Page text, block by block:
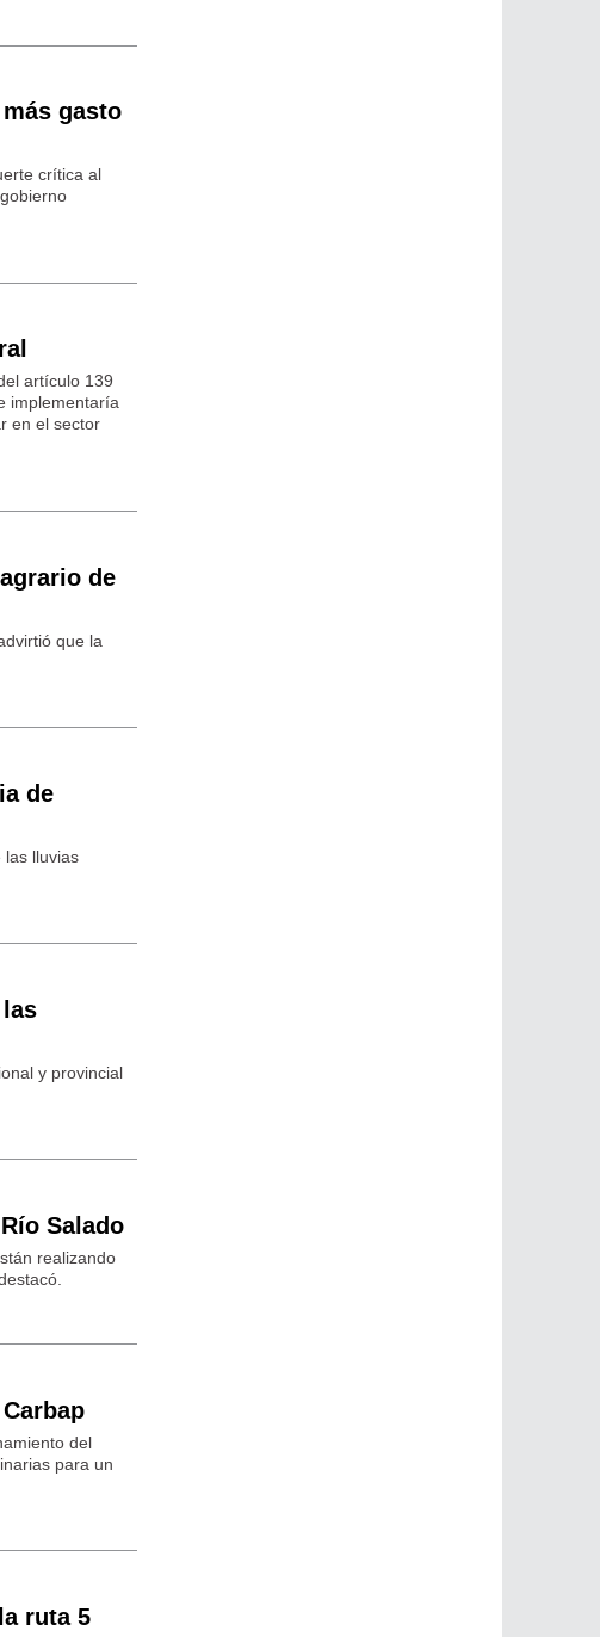
gasto
crítica al
artículo 139
implementaría
en el sector
de
que la
de
las lluvias
y provincial
Salado
realizando
del
para un
ruta 5